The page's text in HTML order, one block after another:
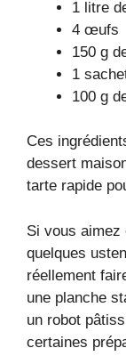
1 litre
4 œufs
150 g
1
100 g
Ces
dessert
tarte rapide
Si vous aimez
quelques
réellement
une planche
un robot
certaines